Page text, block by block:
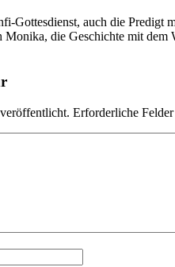
Gottesdienst, auch die Predigt
Monika, die Geschichte mit
Erforderliche